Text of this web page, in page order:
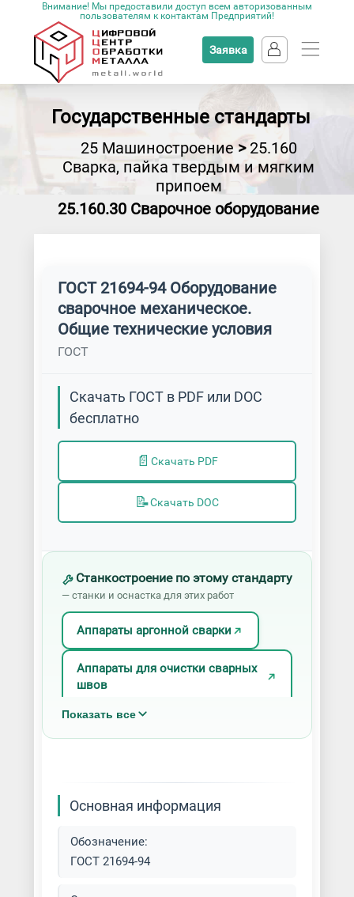
Внимание! Мы предоставили доступ всем авторизованным
пользователям к контактам Предприятий!
Заявка
Государственные стандарты
25 Машиностроение>25.160
Сварка, пайка твердым и мягким
припоем
25.160.30 Сварочное оборудование
ГОСТ 21694-94 Оборудование
сварочное механическое.
Общие технические условия
ГОСТ
Скачать ГОСТ в PDF или DOC
бесплатно
📄 Скачать PDF
📝Скачать DOC
Станкостроение по этому стандарту
— станки и оснастка для этих работ
Аппараты аргонной сварки
Аппараты для очистки сварных
швов
Показать все
Основная информация
Обозначение:
ГОСТ 21694-94